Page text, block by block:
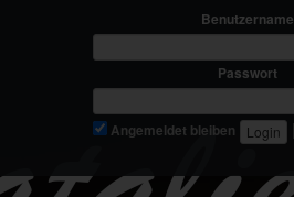
Benutzername
Passwort
Angemeldet bleiben